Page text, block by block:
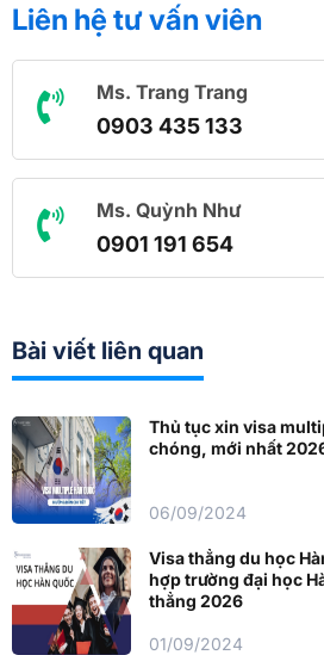
Liên hệ tư vấn viên
Ms. Trang Trang
0903 435 133
Ms. Quỳnh Như
0901 191 654
Bài viết liên quan
Thủ tục xin visa
chóng, mới nhất
06/09/2024
Visa thẳng du học
hợp trường đại học
thẳng 2026
01/09/2024